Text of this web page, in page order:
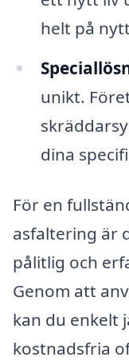
helt på
unikt.
dina
För en
asfaltering är
pålitlig och
Genom att
kan du enkelt
kostnadsfria